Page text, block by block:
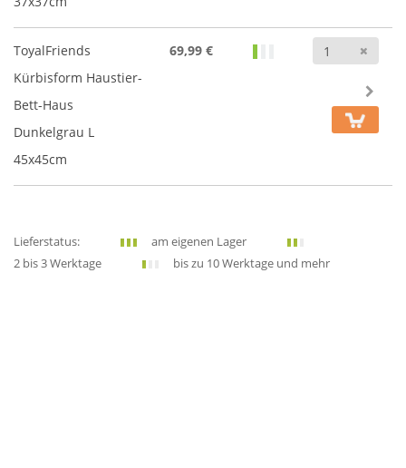
ToyalFriends
Kürbisform Haustier-
Bett-Haus
Dunkelgrau L
45x45cm
69,99 €
Lieferstatus:
am eigenen Lager
2 bis 3 Werktage
bis zu 10 Werktage und mehr